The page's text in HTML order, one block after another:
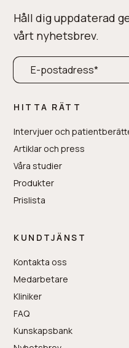
Håll dig uppdaterad
vårt nyhetsbrev.
HITTA RÄTT
Intervjuer och
Artiklar och press
Våra studier
Produkter
Prislista
KUNDTJÄNST
Kontakta oss
Medarbetare
Kliniker
FAQ
Kunskapsbank